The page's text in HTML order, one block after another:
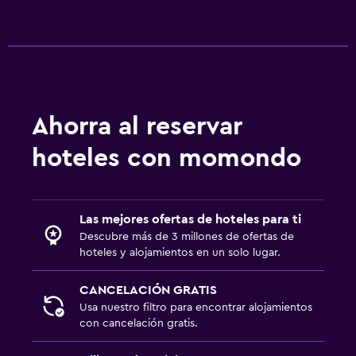
Actividades
Salud y seguridad
Limpieza diaria
Cámaras CCTV en zonas comunes
Ahorra al reservar
hoteles con momondo
Las mejores ofertas de hoteles para ti
Descubre más de 3 millones de ofertas de
hoteles y alojamientos en un solo lugar.
CANCELACIÓN GRATIS
Usa nuestro filtro para encontrar alojamientos
con cancelación gratis.